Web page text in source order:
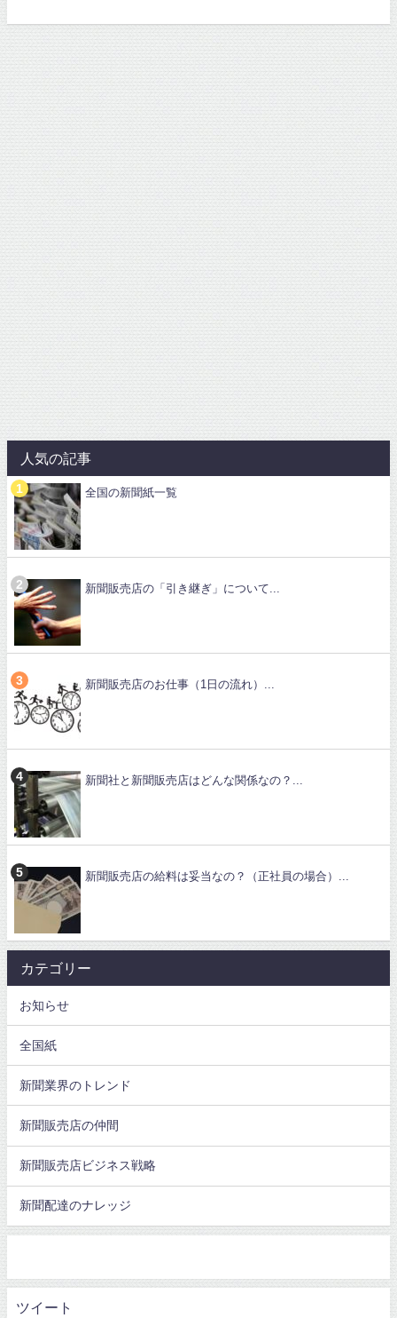
人気の記事
全国の新聞紙一覧
新聞販売店の「引き継ぎ」について...
新聞販売店のお仕事（1日の流れ）...
新聞社と新聞販売店はどんな関係なの？...
新聞販売店の給料は妥当なの？（正社員の場合）...
カテゴリー
お知らせ
全国紙
新聞業界のトレンド
新聞販売店の仲間
新聞販売店ビジネス戦略
新聞配達のナレッジ
ツイート